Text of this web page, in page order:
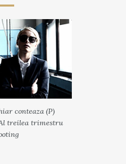
conteaza (P)
treilea trimestru